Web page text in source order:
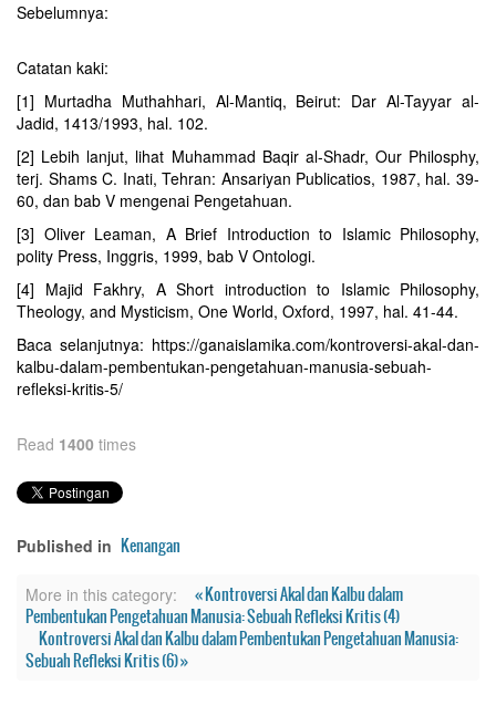
Sebelumnya:
Catatan kaki:
[1] Murtadha Muthahhari, Al-Mantiq, Beirut: Dar Al-Tayyar al-
Jadid, 1413/1993, hal. 102.
[2] Lebih lanjut, lihat Muhammad Baqir al-Shadr, Our Philosphy,
terj. Shams C. Inati, Tehran: Ansariyan Publicatios, 1987, hal. 39-
60, dan bab V mengenai Pengetahuan.
[3] Oliver Leaman, A Brief Introduction to Islamic Philosophy,
polity Press, Inggris, 1999, bab V Ontologi.
[4] Majid Fakhry, A Short introduction to Islamic Philosophy,
Theology, and Mysticism, One World, Oxford, 1997, hal. 41-44.
Baca selanjutnya: https://ganaislamika.com/kontroversi-akal-dan-
kalbu-dalam-pembentukan-pengetahuan-manusia-sebuah-
refleksi-kritis-5/
Read 1400 times
Published in Kenangan
More in this category:
« Kontroversi Akal dan Kalbu dalam
Pembentukan Pengetahuan Manusia: Sebuah Refleksi Kritis (4)
Kontroversi Akal dan Kalbu dalam Pembentukan Pengetahuan Manusia:
Sebuah Refleksi Kritis (6) »